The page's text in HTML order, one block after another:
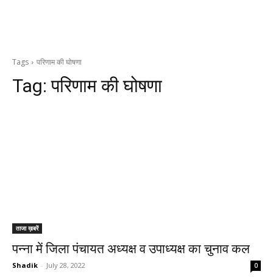
Tags परिणाम की घोषणा
Tag:परिणाम की घोषणा
ताजा ख़बरें
पन्ना में जिला पंचायत अध्यक्ष व उपाध्यक्ष का चुनाव कल
Shadik - July 28, 2022 0